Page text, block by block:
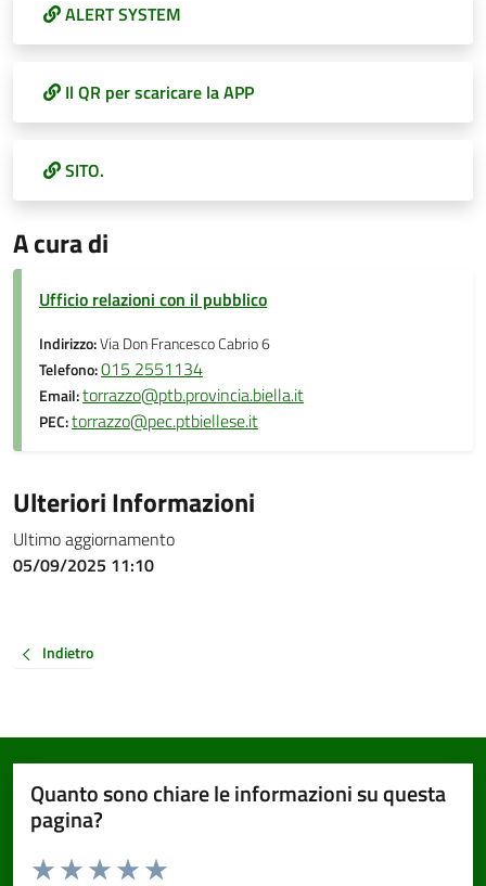
ALERT SYSTEM
Il QR per scaricare la APP
SITO.
A cura di
Ufficio relazioni con il pubblico
Indirizzo:Via Don Francesco Cabrio 6
Telefono:015 2551134
Email:torrazzo@ptb.provincia.biella.it
PEC:torrazzo@pec.ptbiellese.it
Ulteriori Informazioni
Ultimo aggiornamento
05/09/2025 11:10
Indietro
Quanto sono chiare le informazioni su questa
pagina?
Valuta da 1 a 5 stelle la pagina